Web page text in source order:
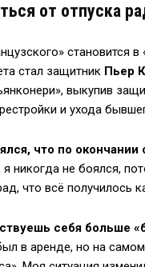
от отпуска
становится
стал защитник Пьер
выкупив
и ухода
что по
я никогда не боялся,
что всё получилось
себя больше
в аренде, но на